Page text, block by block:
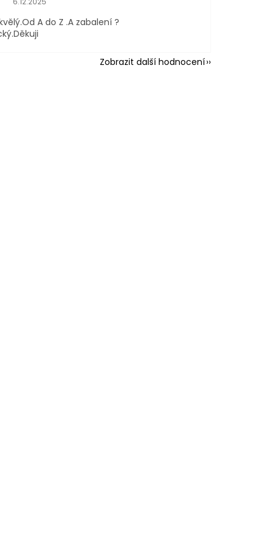
A do Z .A zabalení ?
Zobrazit další hodnocení